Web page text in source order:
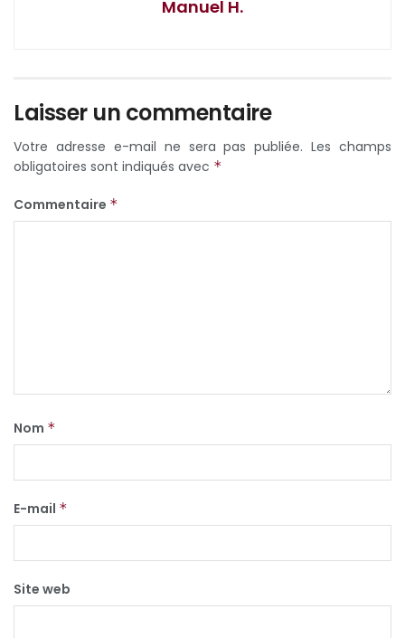
Manuel H.
Laisser un commentaire
Votre adresse e-mail ne sera pas publiée. Les champs
obligatoires sont indiqués avec *
Commentaire *
Nom *
E-mail *
Site web